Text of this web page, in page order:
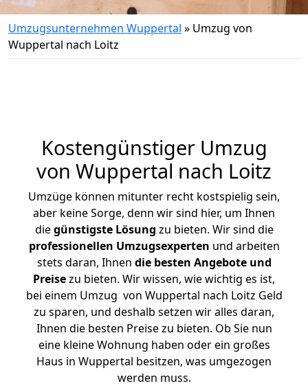
Umzugsunternehmen Wuppertal » Umzug von
Wuppertal nach Loitz
Kostengünstiger Umzug
von Wuppertal nach Loitz
Umzüge können mitunter recht kostspielig sein,
aber keine Sorge, denn wir sind hier, um Ihnen
diegünstigste Lösung zu bieten. Wir sind die
professionellen Umzugsexperten und arbeiten
stets daran, Ihnen die besten Angebote und
Preisezu bieten. Wir wissen, wie wichtig es ist,
bei einem Umzug von Wuppertal nach Loitz Geld
zu sparen, und deshalb setzen wir alles daran,
Ihnen die besten Preise zu bieten. Ob Sie nun
eine kleine Wohnung haben oder ein großes
Haus in Wuppertal besitzen, was umgezogen
werden muss.